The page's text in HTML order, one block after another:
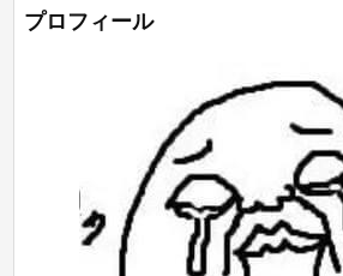
プロフィール